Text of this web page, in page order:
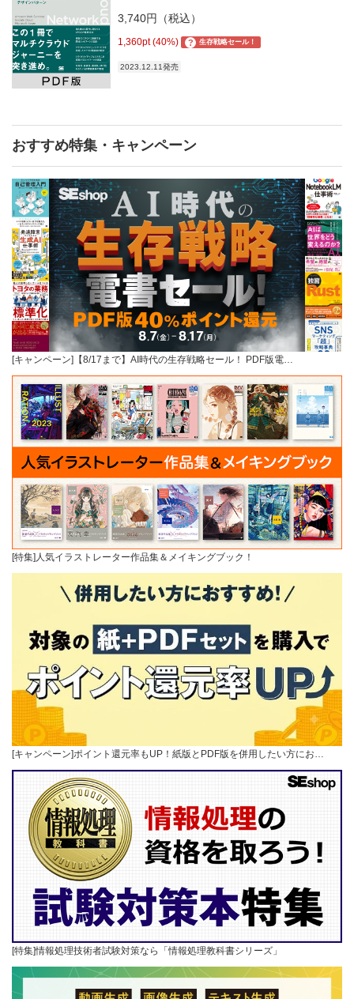
3,740円（税込）
1,360pt (40%) ? 生存戦略セール！
2023.12.11発売
おすすめ特集・キャンペーン
[キャンペーン]【8/17まで】AI時代の生存戦略セール！ PDF版電…
[特集]人気イラストレーター作品集＆メイキングブック！
[キャンペーン]ポイント還元率もUP！紙版とPDF版を併用したい方にお…
[特集]情報処理技術者試験対策なら「情報処理教科書シリーズ」